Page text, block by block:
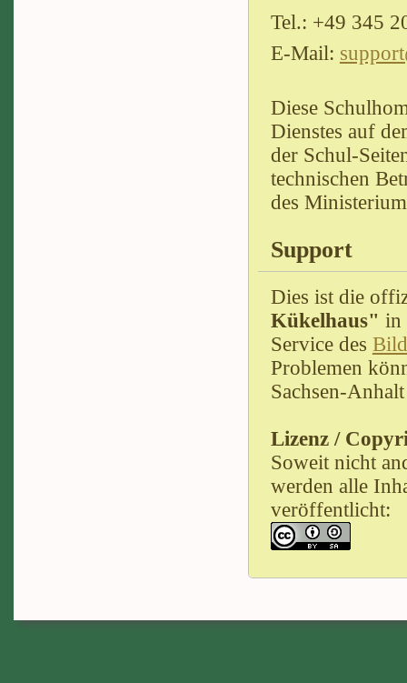
Tel.: +49 345
E-Mail:
Diese
Dienstes auf
der Schul-
technischen
des
Support
Dies ist die
Kükelhaus" in
Service des
Problemen
Sachsen-
Lizenz /
Soweit nicht
werden alle
veröffentlicht: